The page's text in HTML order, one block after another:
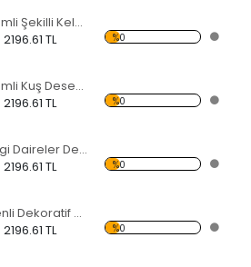
Daire Kesimli Şekilli Kelebekli Dekoratif Ahşap Çerçeveli Ayna
2196.61 TL %0
Daire Kesimli Kuş Desenli ve Kelebekli Dekoratif Ahşap Çerçeveli Ayna
2196.61 TL %0
Kahverengi Daireler Dekoratif Ahşap Çerçeveli Ayna
2196.61 TL %0
Ebru Desenli Dekoratif Ahşap Çerçeveli Ayna
2196.61 TL %0